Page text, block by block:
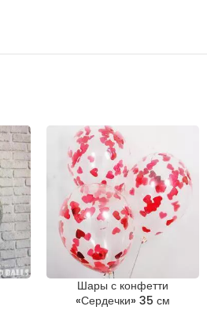
Шары с конфетти
«Сердечки» 35 см